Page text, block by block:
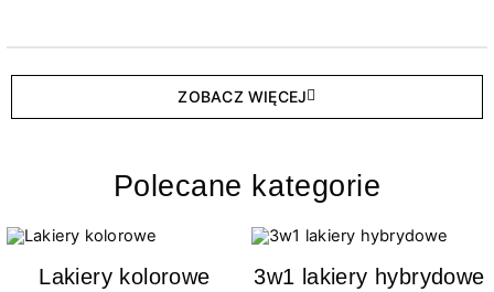
ZOBACZ WIĘCEJ
Polecane kategorie
Lakiery kolorowe 3w1 lakiery hybrydowe